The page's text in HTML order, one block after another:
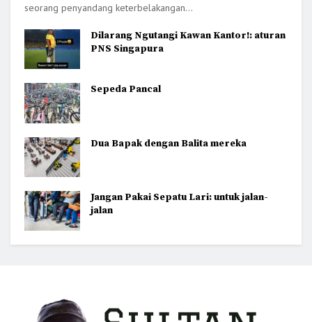
seorang penyandang keterbelakangan...
Dilarang Ngutangi Kawan Kantor!: aturan
PNS Singapura
Sepeda Pancal
Dua Bapak dengan Balita mereka
Jangan Pakai Sepatu Lari: untuk jalan-
jalan